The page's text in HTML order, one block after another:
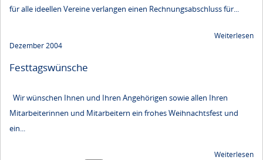
für alle ideellen Vereine verlangen einen Rechnungsabschluss für...
Weiterlesen
Dezember 2004
Festtagswünsche
Wir wünschen Ihnen und Ihren Angehörigen sowie allen Ihren
Mitarbeiterinnen und Mitarbeitern ein frohes Weihnachtsfest und
ein...
Weiterlesen